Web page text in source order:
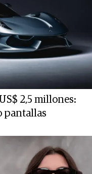
2,5 millones:
pantallas